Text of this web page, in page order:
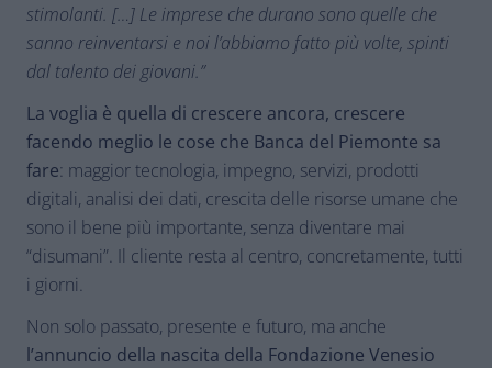
stimolanti. […] Le imprese che durano sono quelle che
sanno reinventarsi e noi l’abbiamo fatto più volte, spinti
dal talento dei giovani.”
La voglia è quella di crescere ancora, crescere
facendo meglio le cose che Banca del Piemonte sa
fare: maggior tecnologia, impegno, servizi, prodotti
digitali, analisi dei dati, crescita delle risorse umane che
sono il bene più importante, senza diventare mai
“disumani”. Il cliente resta al centro, concretamente, tutti
i giorni.
Non solo passato, presente e futuro, ma anche
l’annuncio della nascita della Fondazione Venesio